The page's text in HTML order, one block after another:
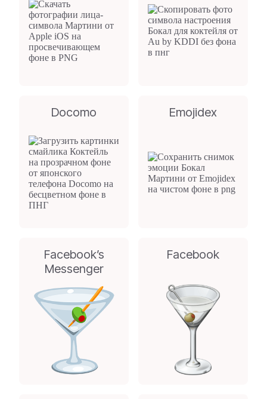
Docomo Emojidex
Facebook’s
Messenger
Facebook